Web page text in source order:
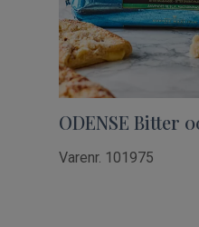
ODENSE Bitter
Varenr. 101975